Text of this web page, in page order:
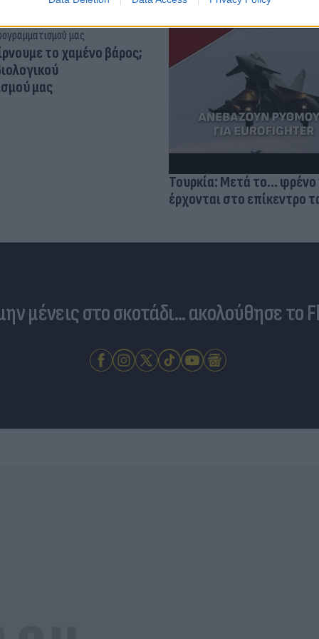
το χαμένο βάρος;
μας
Τουρκία: Μετά το... φρένο
έρχονται στο επίκεντρο
μένεις στο σκοτάδι... ακολούθησε το